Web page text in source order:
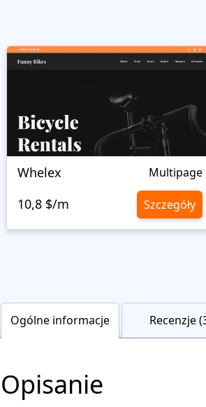
Whelex Multipage
10,8 $/m Szczegóły
Ogólne informacje Recenzje
Opisanie